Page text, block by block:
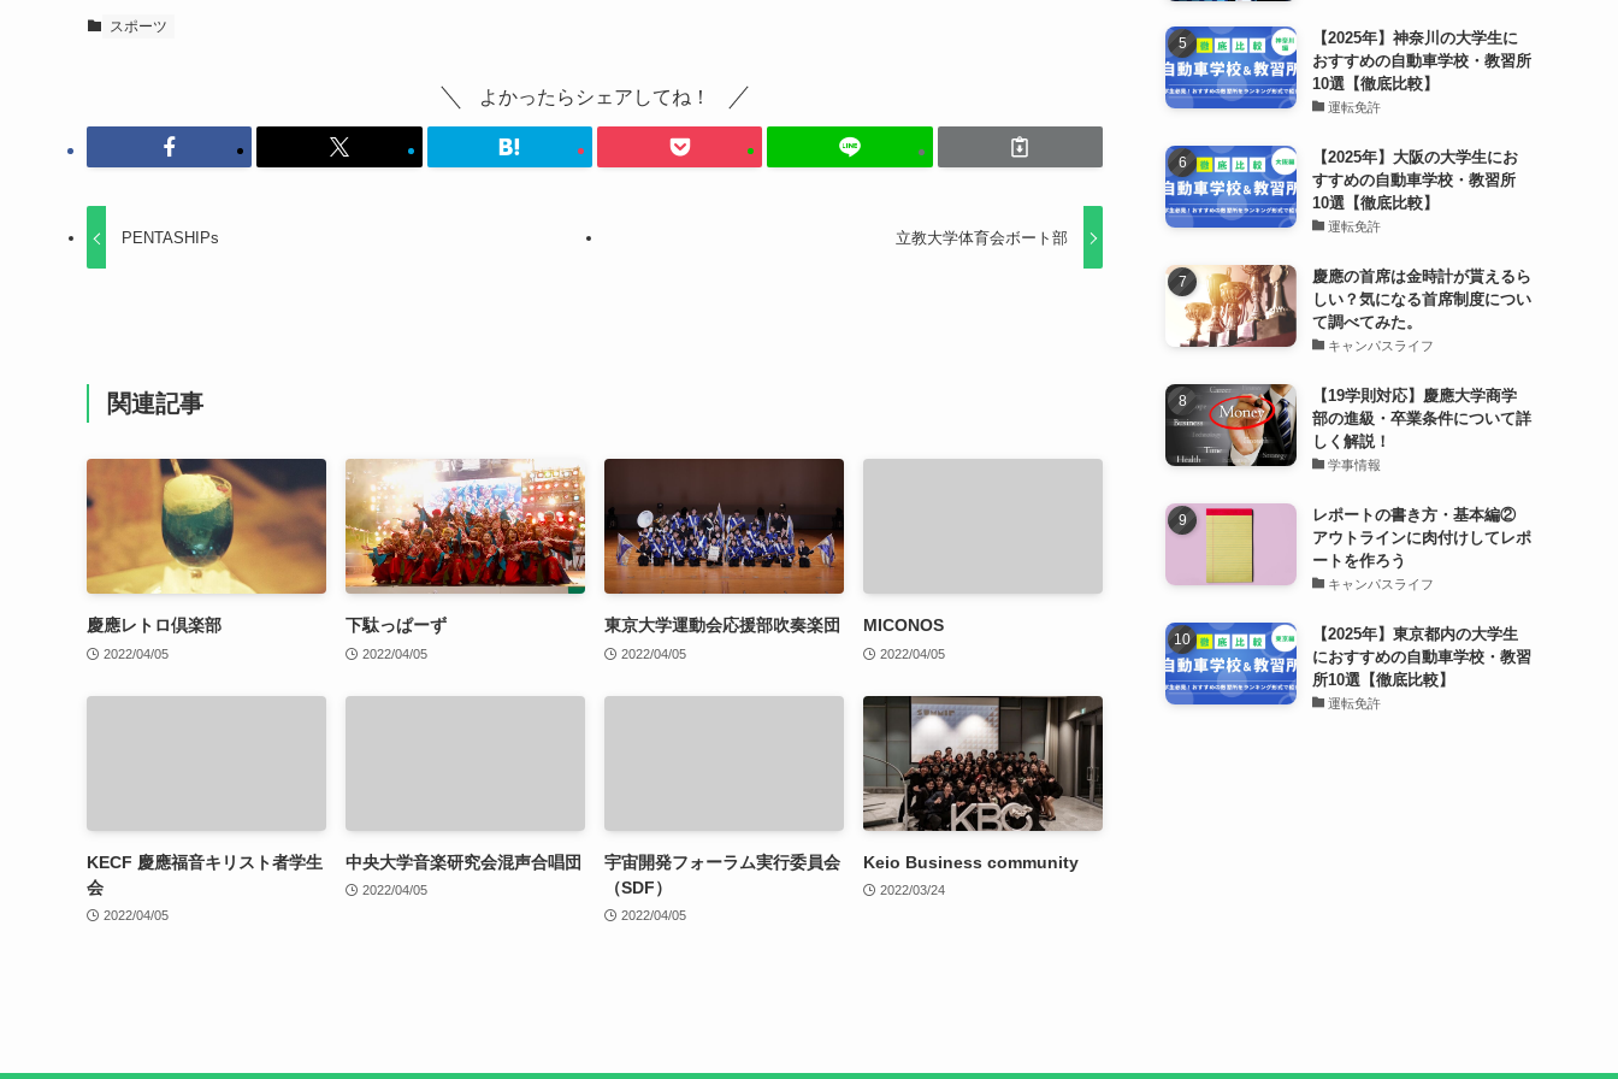
スポーツ
よかったらシェアしてね！
PENTASHIPs 立教大学体育会ボート部
関連記事
慶應レトロ倶楽部
2022/04/05
下駄っぱーず
2022/04/05
東京大学運動会応援部吹奏楽団
2022/04/05
MICONOS
2022/04/05
KECF 慶應福音キリスト者学生
会
2022/04/05
中央大学音楽研究会混声合唱団
2022/04/05
宇宙開発フォーラム実行委員会
（SDF）
2022/04/05
Keio Business community
2022/03/24
【2025年】神奈川の大学生に
おすすめの自動車学校・教習所
10選【徹底比較】
運転免許
【2025年】大阪の大学生にお
すすめの自動車学校・教習所
10選【徹底比較】
運転免許
慶應の首席は金時計が貰えるら
しい？気になる首席制度につい
て調べてみた。
キャンパスライフ
【19学則対応】慶應大学商学
部の進級・卒業条件について詳
しく解説！
学事情報
レポートの書き方・基本編②
アウトラインに肉付けしてレポ
ートを作ろう
キャンパスライフ
【2025年】東京都内の大学生
におすすめの自動車学校・教習
所10選【徹底比較】
運転免許